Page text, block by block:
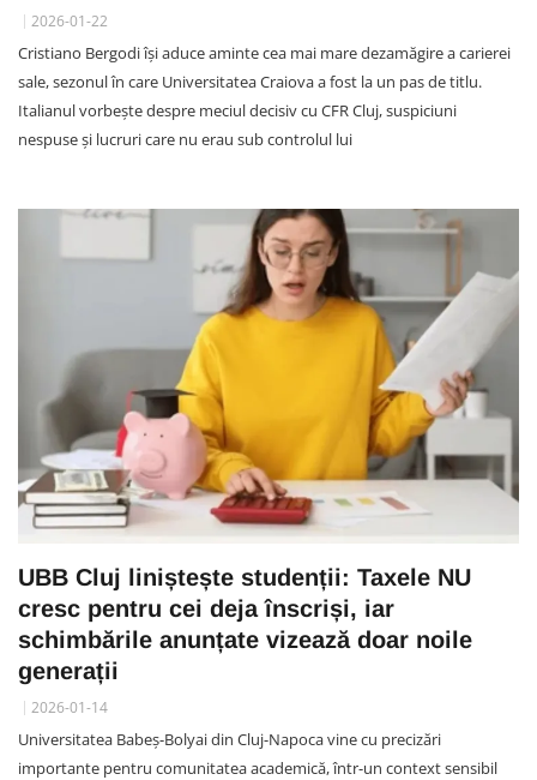
2026-01-22
Cristiano Bergodi își aduce aminte cea mai mare dezamăgire a carierei
sale, sezonul în care Universitatea Craiova a fost la un pas de titlu.
Italianul vorbește despre meciul decisiv cu CFR Cluj, suspiciuni
nespuse și lucruri care nu erau sub controlul lui
UBB Cluj liniștește studenții: Taxele NU
cresc pentru cei deja înscriși, iar
schimbările anunțate vizează doar noile
generații
2026-01-14
Universitatea Babeș-Bolyai din Cluj-Napoca vine cu precizări
importante pentru comunitatea academică, într-un context sensibil